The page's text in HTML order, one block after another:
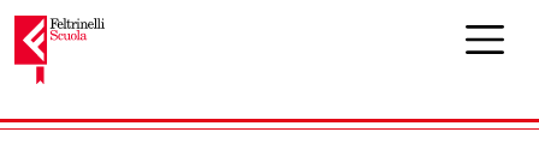
Navigazione principale